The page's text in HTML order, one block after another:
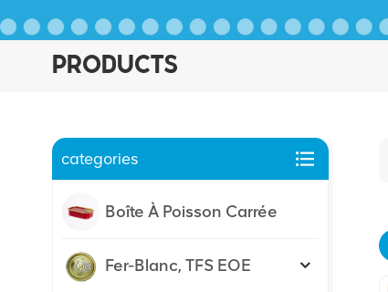
PRODUCTS
categories
Boîte À Poisson Carrée
Fer-Blanc, TFS EOE